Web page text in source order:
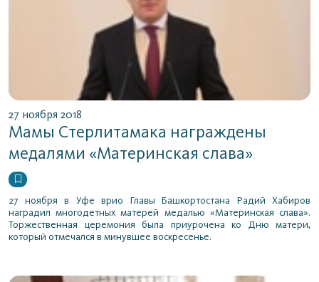
27 ноября 2018
Мамы Стерлитамака награждены
медалями «Материнская слава»
27 ноября в Уфе врио Главы Башкортостана Радий Хабиров
наградил многодетных матерей медалью «Материнская слава».
Торжественная церемония была приурочена ко Дню матери,
который отмечался в минувшее воскресенье.